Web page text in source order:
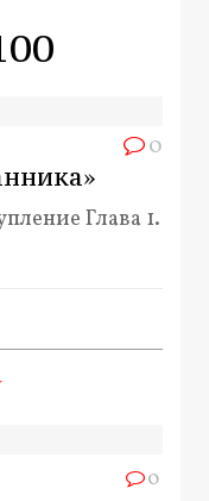
0
Глава 1.
0